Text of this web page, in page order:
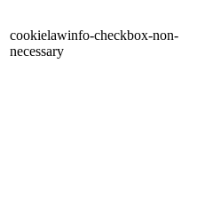
cookielawinfo-checkbox-non-
necessary